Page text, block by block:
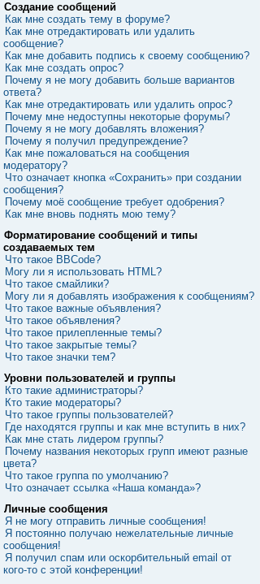
Создание сообщений
Как мне создать тему в форуме?
Как мне отредактировать или удалить
сообщение?
Как мне добавить подпись к своему сообщению?
Как мне создать опрос?
Почему я не могу добавить больше вариантов
ответа?
Как мне отредактировать или удалить опрос?
Почему мне недоступны некоторые форумы?
Почему я не могу добавлять вложения?
Почему я получил предупреждение?
Как мне пожаловаться на сообщения
модератору?
Что означает кнопка «Сохранить» при создании
сообщения?
Почему моё сообщение требует одобрения?
Как мне вновь поднять мою тему?
Форматирование сообщений и типы
создаваемых тем
Что такое BBCode?
Могу ли я использовать HTML?
Что такое смайлики?
Могу ли я добавлять изображения к сообщениям?
Что такое важные объявления?
Что такое объявления?
Что такое прилепленные темы?
Что такое закрытые темы?
Что такое значки тем?
Уровни пользователей и группы
Кто такие администраторы?
Кто такие модераторы?
Что такое группы пользователей?
Где находятся группы и как мне вступить в них?
Как мне стать лидером группы?
Почему названия некоторых групп имеют разные
цвета?
Что такое группа по умолчанию?
Что означает ссылка «Наша команда»?
Личные сообщения
Я не могу отправить личные сообщения!
Я постоянно получаю нежелательные личные
сообщения!
Я получил спам или оскорбительный email от
кого-то с этой конференции!